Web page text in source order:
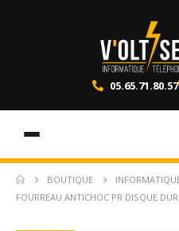
05.65.71.80.57
BOUTIQUE
FOURREAU ANTICHOC PR DISQUE